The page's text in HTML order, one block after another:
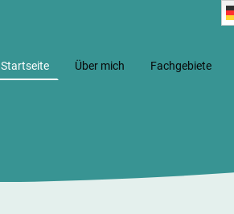
Startseite Über mich Fachgebiete